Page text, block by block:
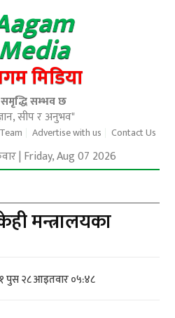
Media
मिडिया
समृद्धि सम्भव छ
सीप र अनुभव"
Advertise with us Contact Us
| Friday, Aug 07 2026
मन्त्रालयका
पुस २८ आइतवार ०५:४८